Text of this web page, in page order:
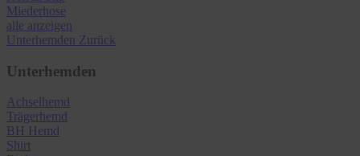
Miederhose
alle anzeigen
Unterhemden Zurück
Unterhemden
Achselhemd
Trägerhemd
BH Hemd
Shirt